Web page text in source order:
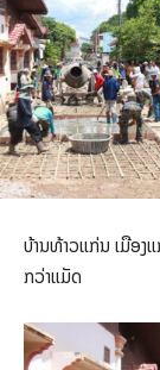
ບ້ານທ້າວແກ່ນ ເມືອງ
ກວ່າແມັດ